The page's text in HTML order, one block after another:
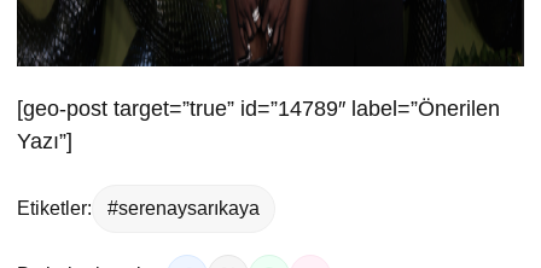
[geo-post target=”true” id=”14789″ label=”Önerilen
Yazı”]
Etiketler: #serenaysarıkaya